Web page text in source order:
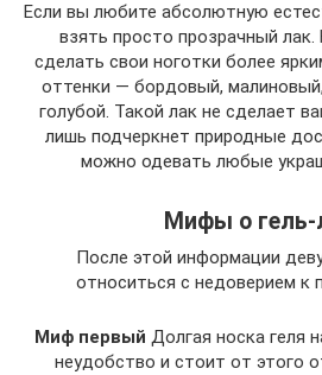
Если вы любите абсолютную
взять просто прозрачный
сделать свои ноготки более
оттенки — бордовый,
голубой. Такой лак не сделает
лишь подчеркнет природные
можно одевать любые
Мифы о гель-
После этой информации
относиться с недоверием к
Миф первый Долгая носка геля
неудобство и стоит от этого